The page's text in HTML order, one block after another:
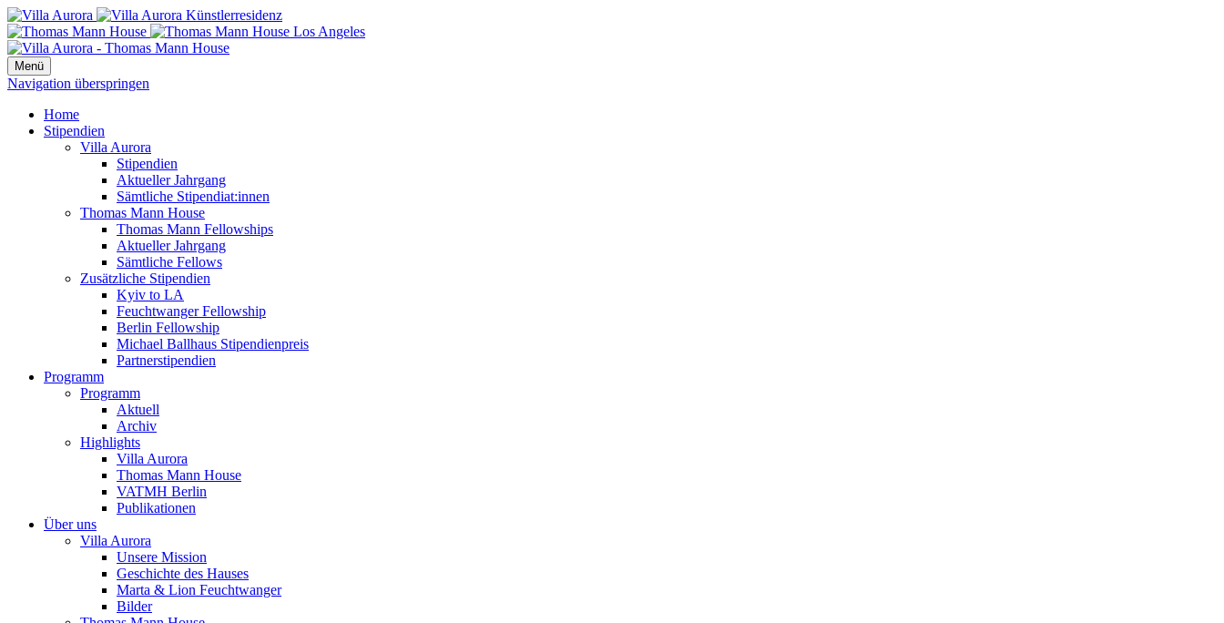
Menü
Navigation überspringen
Home
Stipendien
Villa Aurora
Stipendien
Aktueller Jahrgang
Sämtliche Stipendiat:innen
Thomas Mann House
Thomas Mann Fellowships
Aktueller Jahrgang
Sämtliche Fellows
Zusätzliche Stipendien
Kyiv to LA
Feuchtwanger Fellowship
Berlin Fellowship
Michael Ballhaus Stipendienpreis
Partnerstipendien
Programm
Programm
Aktuell
Archiv
Highlights
Villa Aurora
Thomas Mann House
VATMH Berlin
Publikationen
Über uns
Villa Aurora
Unsere Mission
Geschichte des Hauses
Marta & Lion Feuchtwanger
Bilder